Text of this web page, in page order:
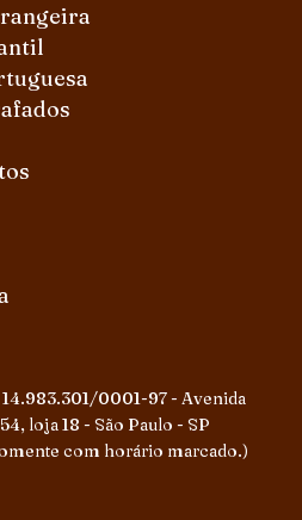
0001-97 - Avenida
loja 18 - São Paulo - SP
com horário marcado.)